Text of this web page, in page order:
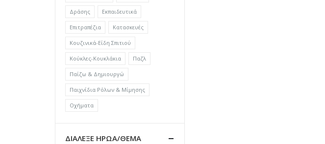
Δράσης Εκπαιδευτικά
Επιτραπέζια Κατασκευές
Κουζινικά-Είδη Σπιτιού
Κούκλες-Κουκλάκια Παζλ
Παίζω & Δημιουργώ
Παιχνίδια Ρόλων & Μίμησης
Οχήματα
ΔΙΑΛΕΞΕ ΗΡΩΑ/ΘΕΜΑ